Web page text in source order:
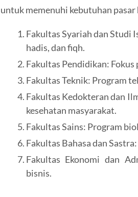
untuk memenuhi kebutuhan
Fakultas Syariah dan Studi
hadis, dan fiqh.
Fakultas Pendidikan:
Fakultas Teknik: Program
Fakultas Kedokteran dan
kesehatan masyarakat.
Fakultas Sains: Program
Fakultas Bahasa dan
Fakultas Ekonomi dan
bisnis.